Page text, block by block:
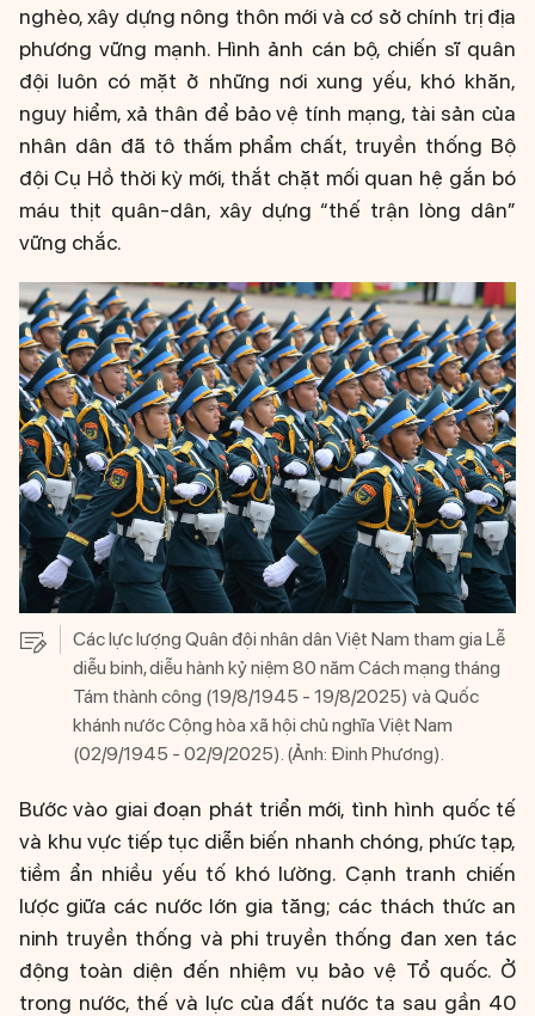
nghèo, xây dựng nông thôn mới và cơ sở chính trị địa
phương vững mạnh. Hình ảnh cán bộ, chiến sĩ quân
đội luôn có mặt ở những nơi xung yếu, khó khăn,
nguy hiểm, xả thân để bảo vệ tính mạng, tài sản của
nhân dân đã tô thắm phẩm chất, truyền thống Bộ
đội Cụ Hồ thời kỳ mới, thắt chặt mối quan hệ gắn bó
máu thịt quân-dân, xây dựng “thế trận lòng dân”
vững chắc.
Các lực lượng Quân đội nhân dân Việt Nam tham gia Lễ
diễu binh, diễu hành kỷ niệm 80 năm Cách mạng tháng
Tám thành công (19/8/1945 - 19/8/2025) và Quốc
khánh nước Cộng hòa xã hội chủ nghĩa Việt Nam
(02/9/1945 - 02/9/2025). (Ảnh: Đinh Phương).
Bước vào giai đoạn phát triển mới, tình hình quốc tế
và khu vực tiếp tục diễn biến nhanh chóng, phức tạp,
tiềm ẩn nhiều yếu tố khó lường. Cạnh tranh chiến
lược giữa các nước lớn gia tăng; các thách thức an
ninh truyền thống và phi truyền thống đan xen tác
động toàn diện đến nhiệm vụ bảo vệ Tổ quốc. Ở
trong nước, thế và lực của đất nước ta sau gần 40